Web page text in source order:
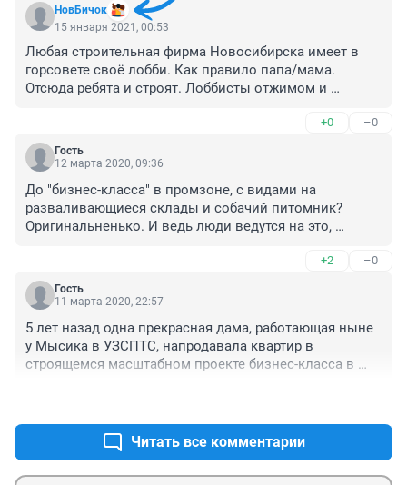
НовБичок
15 января 2021, 00:53
Любая строительная фирма Новосибирска имеет в
горсовете своё лобби. Как правило папа/мама.
Отсюда ребята и строят. Лоббисты отжимом и
по дачи уже коробочки строят. Серьёзный уровень
организации бизнеса🤷🏽‍♂️
+0 –0
Гость
12 марта 2020, 09:36
До "бизнес-класса" в промзоне, с видами на
разваливающиеся склады и собачий питомник?
Оригинальненько. И ведь люди ведутся на это,
+2 –0
Гость
11 марта 2020, 22:57
5 лет назад одна прекрасная дама, работающая ныне
у Мысика в УЗСПТС, напродавала квартир в
строящемся масштабном проекте бизнес-класса в
Читать все комментарии